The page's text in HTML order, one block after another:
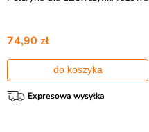
74,90 zł
do koszyka
Expresowa wysyłka